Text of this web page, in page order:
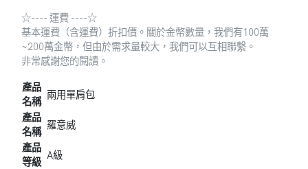
☆---- 運費 ----☆
基本運費（含運費）折扣價。關於金幣數量，我們有100萬
~200萬金幣，但由於需求量較大，我們可以互相聯繫。
非常感謝您的閱讀。
產品
名稱
兩用單肩包
產品
名稱
羅意威
產品
等級
A級